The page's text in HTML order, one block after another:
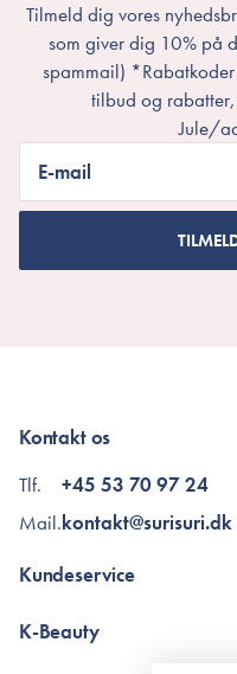
Tilmeld dig vores
som giver dig 10% på
spammail)
tilbud og
Jule/
E-mail
Kontakt os
Tlf.
Mail.
+45 53 70 97 24
kontakt@surisuri.dk
Kundeservice
The K-Beauty Box -
K-Beauty